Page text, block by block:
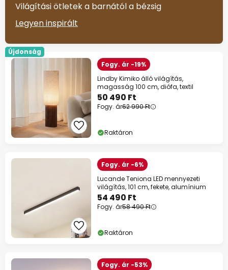
Világítási ötletek a barnától a bézsig
Legyen inspirált
Újdonság
Fogy. ár -19%
Lindby Kimiko álló világítás,
magasság 100 cm, diófa, textil
50 490 Ft
Fogy. ár62 990 Ft
Raktáron
Fogy. ár -6%
Lucande Teniona LED mennyezeti
világítás, 101 cm, fekete, alumínium
54 490 Ft
Fogy. ár58 490 Ft
Raktáron
Fogy. ár -53%